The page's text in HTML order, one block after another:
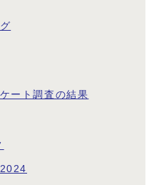
ート調査の結果